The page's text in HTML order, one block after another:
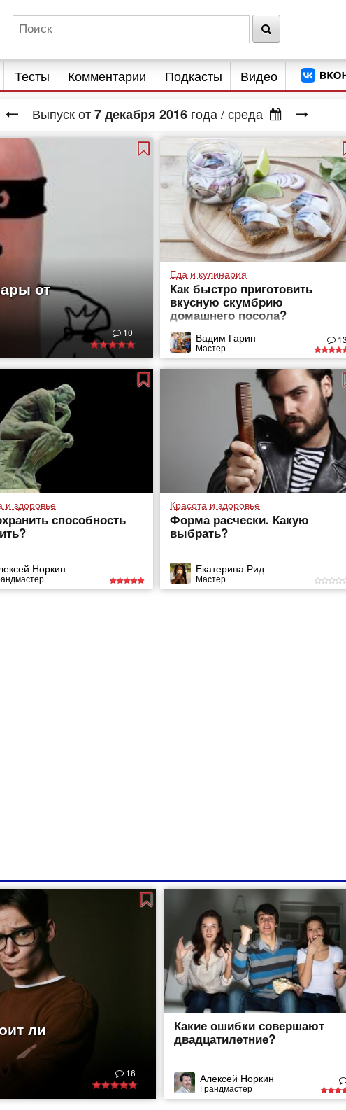
Тесты Комментарии Подкасты Видео
Выпуск от7декабря 2016 года/ среда
от
10
Еда и кулинария
Как быстро приготовить
вкусную скумбрию
домашнего посола?
Вадим Гарин
Мастер
13
и здоровье
способность
Норкин
Красота и здоровье
Форма расчески. Какую
выбрать?
Екатерина Рид
Мастер
ли
16
Какие ошибки совершают
двадцатилетние?
Алексей Норкин
Грандмастер